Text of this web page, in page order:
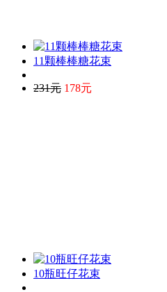
11颗棒棒糖花束
231元 178元
10瓶旺仔花束